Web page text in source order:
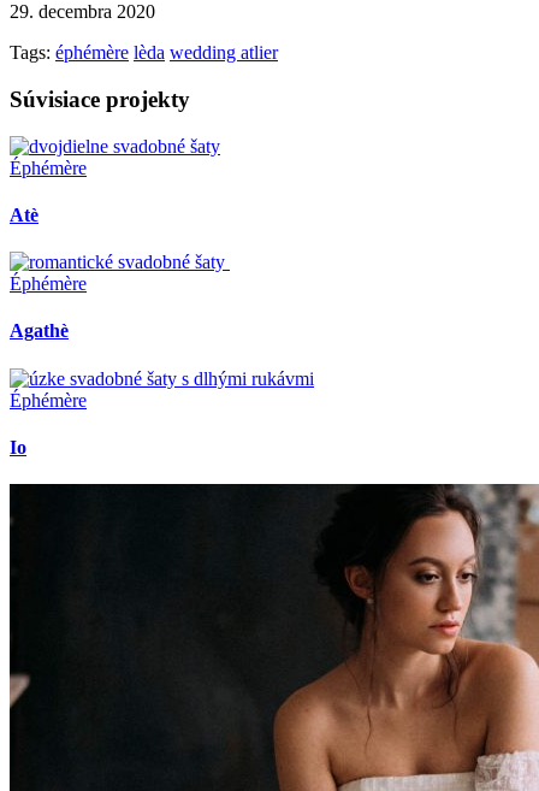
29. decembra 2020
Tags: éphémère lèda wedding atlier
Súvisiace projekty
Éphémère
Atè
Éphémère
Agathè
Éphémère
Io